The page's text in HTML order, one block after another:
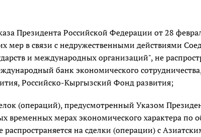
Президента Российской Федерации от 28
мер в связи с недружественными действиями
и международных организаций", не
банк экономического
Российско-Кыргызский Фонд развития;
(операций), предусмотренный Указом
временных мерах экономического характера по
на сделки (операции) с